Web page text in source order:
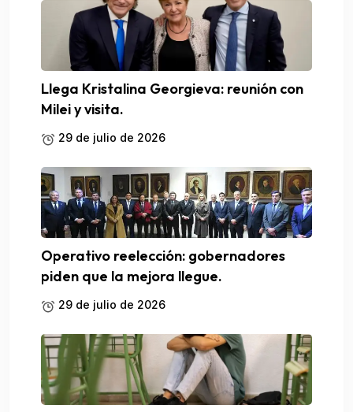
Llega Kristalina Georgieva: reunión con
Milei y visita.
29 de julio de 2026
Operativo reelección: gobernadores
piden que la mejora llegue.
29 de julio de 2026